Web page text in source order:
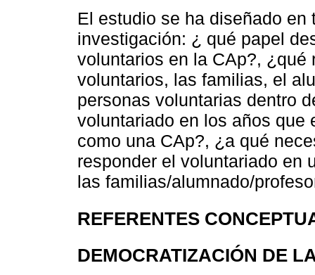
El estudio se ha diseñado
investigación: ¿ qué papel
voluntarios en la CAp?,
voluntarios, las familias, el
personas voluntarias dentro
voluntariado en los años que
como una CAp?, ¿a qué
responder el voluntariado en
las familias/alumnado/
REFERENTES
DEMOCRATIZACIÓN DE